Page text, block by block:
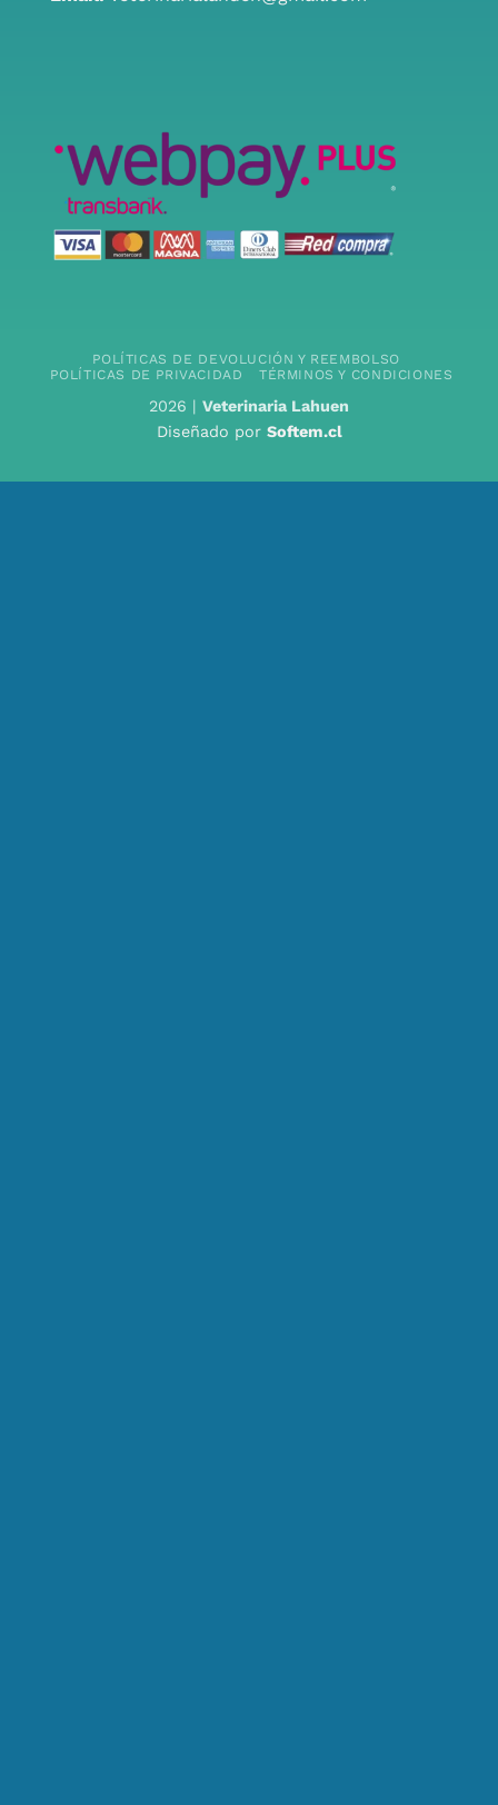
POLÍTICAS DE DEVOLUCIÓN Y REEMBOLSO
POLÍTICAS DE PRIVACIDAD
TÉRMINOS Y CONDICIONES
2026 | Veterinaria Lahuen
Diseñado por Softem.cl